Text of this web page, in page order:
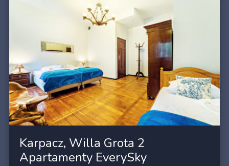
Karpacz, Willa Grota 2
Apartamenty EverySky